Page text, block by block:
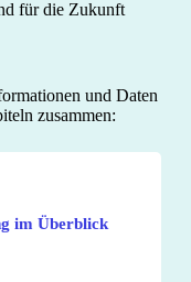
für die Zukunft
und Daten
zusammen:
im Überblick